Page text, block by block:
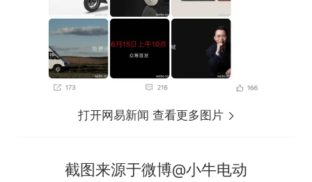
打开网易新闻 查看更多图片
截图来源于微博@小牛电动